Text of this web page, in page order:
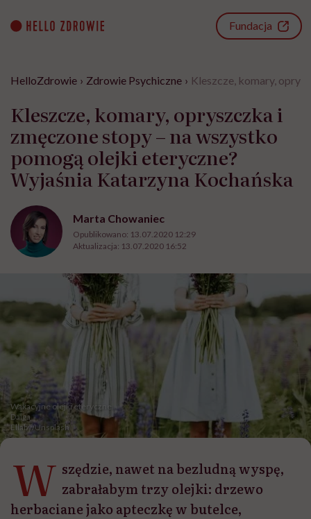
content
Fundacja
HelloZdrowie › Zdrowie Psychiczne › Kleszcze, komary,
Kleszcze, komary, opryszczka i
zmęczone stopy – na wszystko
pomogą olejki eteryczne?
Wyjaśnia Katarzyna Kochańska
Marta Chowaniec
Opublikowano: 13.07.2020 12:29
Aktualizacja: 13.07.2020 16:52
Wakacyjne olejki eteryczne
Daiga
Ellaby/Unsplash
W szędzie, nawet na bezludną wyspę,
zabrałabym trzy olejki: drzewo
herbaciane jako apteczkę w butelce,